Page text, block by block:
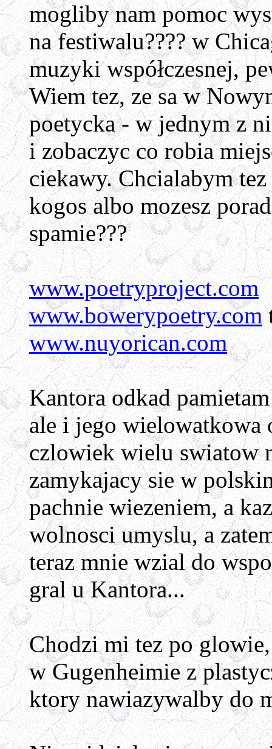
mogliby nam pomoc
na festiwalu???? w
muzyki współczesnej,
Wiem tez, ze sa w
poetycka - w jednym z
i zobaczyc co robia
ciekawy. Chcialabym
kogos albo mozesz
spamie???
www.poetryproject.com
www.bowerypoetry.com
www.nuyorican.com
Kantora odkad
ale i jego wielowatkowa
czlowiek wielu swiatow
zamykajacy sie w
pachnie wiezeniem, a
wolnosci umyslu, a
teraz mnie wzial do
gral u Kantora...
Chodzi mi tez po
w Gugenheimie z
ktory nawiazywalby do